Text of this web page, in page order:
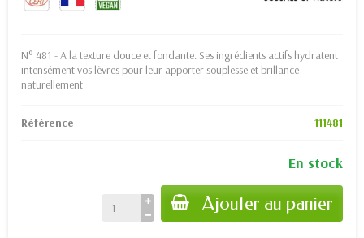
N° 481 - A la texture douce et fondante. Ses ingrédients actifs hydratent
intensément vos lèvres pour leur apporter souplesse et brillance
naturellement
Référence 111481
En stock
Ajouter au panier